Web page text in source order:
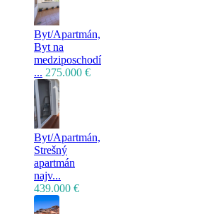
Byt/Apartmán,
Byt na
medziposchodí
... 275.000 €
Byt/Apartmán,
Strešný
apartmán
najv...
439.000 €